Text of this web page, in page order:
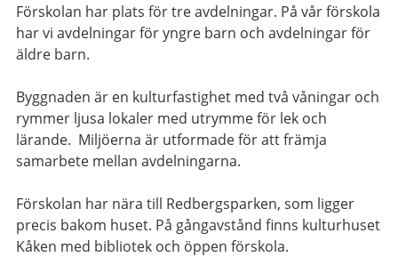
Förskolan har plats för tre avdelningar. På vår förskola
har vi avdelningar för yngre barn och avdelningar för
äldre barn.
Byggnaden är en kulturfastighet med två våningar och
rymmer ljusa lokaler med utrymme för lek och
lärande. Miljöerna är utformade för att främja
samarbete mellan avdelningarna.
Förskolan har nära till Redbergsparken, som ligger
precis bakom huset. På gångavstånd finns kulturhuset
Kåken med bibliotek och öppen förskola.